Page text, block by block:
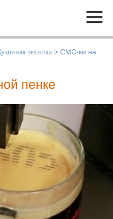
Меню
техника > СМС-ки на
пенке